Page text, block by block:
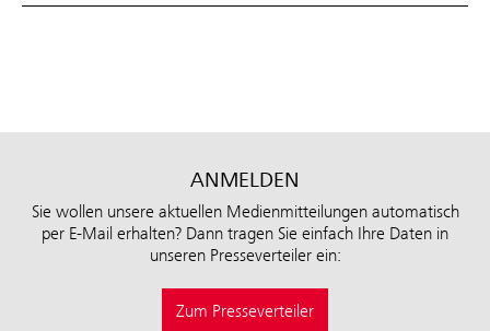
ANMELDEN
Sie wollen unsere aktuellen Medienmitteilungen automatisch
per E-Mail erhalten? Dann tragen Sie einfach Ihre Daten in
unseren Presseverteiler ein:
Zum Presseverteiler